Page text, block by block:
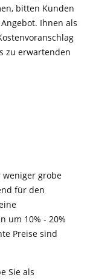
bitten Kunden
Ihnen als
zu erwartenden
weniger grobe
für den
um 10% - 20%
Preise sind
Sie als